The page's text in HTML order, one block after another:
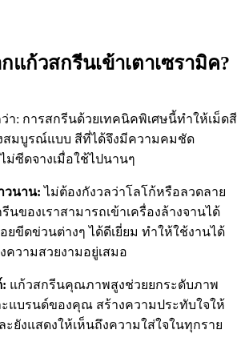
แก้วสกรีนเข้าเตาเซรามิค?
า: การสกรีนด้วยเทคนิคพิเศษนี้ทำให้เม็ดสี
สมบูรณ์แบบ สีที่ได้จึงมีความคมชัด
ม่ซีดจางเมื่อใช้ไปนานๆ
วนาน: ไม่ต้องกังวลว่าโลโก้หรือลวดลาย
นของเราสามารถเข้าเครื่องล้างจานได้
ขีดข่วนต่างๆ ได้ดีเยี่ยม ทำให้ใช้งานได้
ความสวยงามอยู่เสมอ
แก้วสกรีนคุณภาพสูงช่วยยกระดับภาพ
แบรนด์ของคุณ สร้างความประทับใจให้
ยังแสดงให้เห็นถึงความใส่ใจในทุกราย